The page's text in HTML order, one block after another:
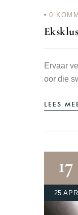
0
Ervaar
oor die
LEES
17
25 APR